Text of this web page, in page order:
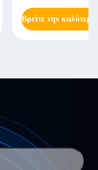
Βρείτε την καλύτερη